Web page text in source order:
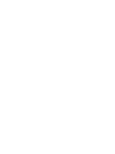
invasiva se il test